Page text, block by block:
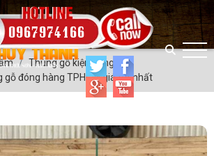
0967974166
Thùng gỗ kiện hàng
gỗ đóng hàng TPHCM giá tốt nhất